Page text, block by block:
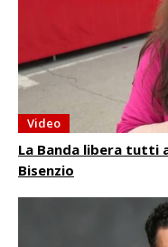
Video
La Banda libera tutti
Bisenzio